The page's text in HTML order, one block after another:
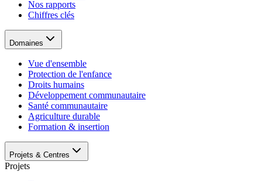
Nos rapports
Chiffres clés
Domaines
Vue d'ensemble
Protection de l'enfance
Droits humains
Développement communautaire
Santé communautaire
Agriculture durable
Formation & insertion
Projets & Centres
Projets